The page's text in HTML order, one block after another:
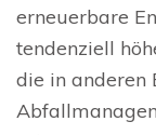
erneuerbare
tendenziell
die in anderen